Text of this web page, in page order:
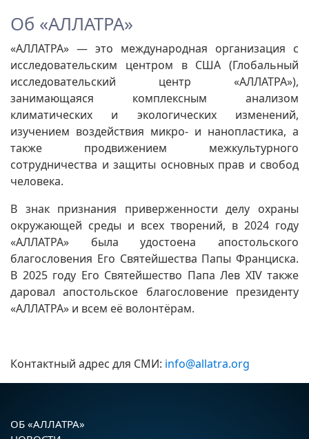
Об «АЛЛАТРА»
«АЛЛАТРА» — это международная организация с
исследовательским центром в США (Глобальный
исследовательский центр «АЛЛАТРА»),
занимающаяся комплексным анализом
климатических и экологических изменений,
изучением воздействия микро- и нанопластика, а
также продвижением межкультурного
сотрудничества и защиты основных прав и свобод
человека.
В знак признания приверженности делу охраны
окружающей среды и всех творений, в 2024 году
«АЛЛАТРА» была удостоена апостольского
благословения Его Святейшества Папы Франциска.
В 2025 году Его Святейшество Папа Лев XIV также
даровал апостольское благословение президенту
«АЛЛАТРА» и всем её волонтёрам.
Контактный адрес для СМИ: info@allatra.org
ОБ «АЛЛАТРА»